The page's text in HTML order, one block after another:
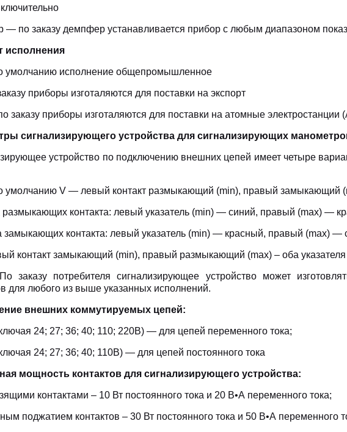
— по заказу демпфер устанавливается прибор с любым диапазоном
исполнения
умолчанию исполнение общепромышленное
приборы изготаляются для поставки на экспорт
приборы изготаляются для поставки на атомные электростанции
сигнализирующего устройства для сигнализирующих
устройство по подключению внешних цепей имеет четыре
умолчанию V — левый контакт размыкающий (min), правый замыкающий
размыкающих контакта: левый указатель (min) — синий, правый (max) —
замыкающих контакта: левый указатель (min) — красный, правый (max) —
контакт замыкающий (min), правый размыкающий (max) – оба указателя
потребителя сигнализирующее устройство может
для любого из выше указанных исполнений.
внешних коммутируемых цепей:
24; 27; 36; 40; 110; 220В) — для цепей переменного тока;
24; 27; 36; 40; 110В) — для цепей постоянного тока
мощность контактов для сигнализирующего устройства:
контактами – 10 Вт постоянного тока и 20 В•А переменного тока;
поджатием контактов – 30 Вт постоянного тока и 50 В•А переменного